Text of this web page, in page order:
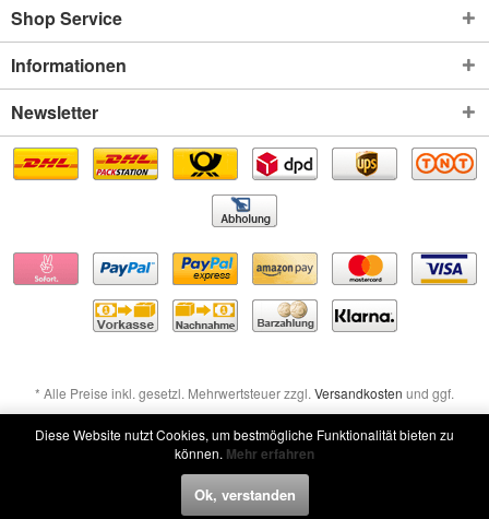
Shop Service
Informationen
Newsletter
* Alle Preise inkl. gesetzl. Mehrwertsteuer zzgl. Versandkosten und ggf.
Nachnahmegebühren, wenn nicht anders beschrieben
Widerruf erklären
Diese Website nutzt Cookies, um bestmögliche Funktionalität bieten zu
können. Mehr erfahren
Ok, verstanden